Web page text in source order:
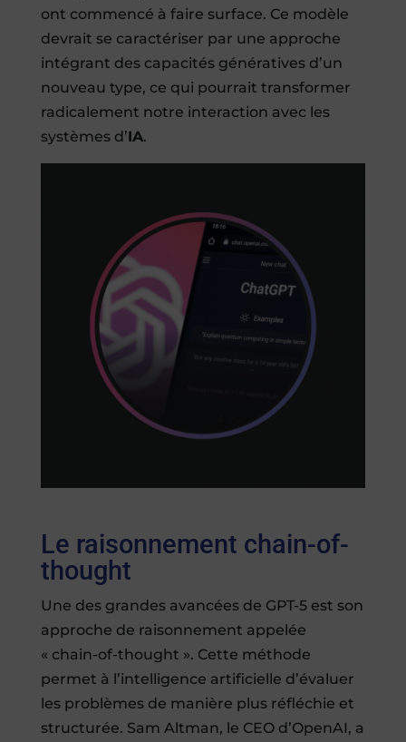
ont commencé à faire surface. Ce modèle
devrait se caractériser par une approche
intégrant des capacités génératives d’un
nouveau type, ce qui pourrait transformer
radicalement notre interaction avec les
systèmes d’IA.
Le raisonnement chain-of-
thought
Une des grandes avancées de GPT-5 est son
approche de raisonnement appelée
« chain-of-thought ». Cette méthode
permet à l’intelligence artificielle d’évaluer
les problèmes de manière plus réfléchie et
structurée. Sam Altman, le CEO d’OpenAI, a